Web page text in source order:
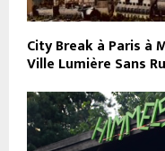
City Break à Paris à
Ville Lumière Sans